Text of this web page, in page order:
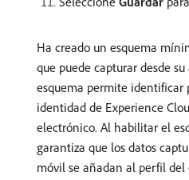
Ha creado un esquema
que puede capturar desde
esquema permite identificar
identidad de Experience
electrónico. Al habilitar el
garantiza que los datos
móvil se añadan al perfil